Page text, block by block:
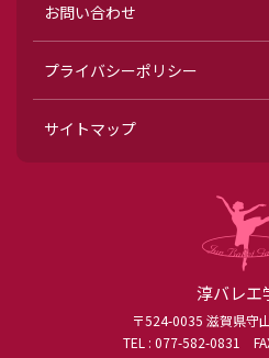
お問い合わせ
プライバシーポリシー
サイトマップ
淳バレエ
〒524-0035 滋賀県守
TEL : 077-582-0831